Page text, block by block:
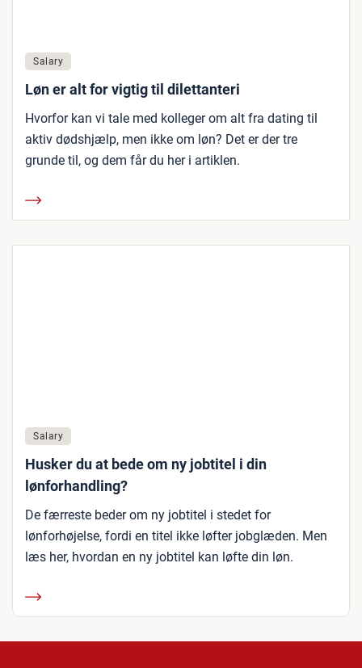
Salary
Løn er alt for vigtig til dilettanteri
Hvorfor kan vi tale med kolleger om alt fra dating til
aktiv dødshjælp, men ikke om løn? Det er der tre
grunde til, og dem får du her i artiklen.
Salary
Husker du at bede om ny jobtitel i din
lønforhandling?
De færreste beder om ny jobtitel i stedet for
lønforhøjelse, fordi en titel ikke løfter jobglæden. Men
læs her, hvordan en ny jobtitel kan løfte din løn.